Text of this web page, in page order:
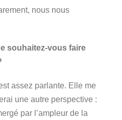
nous nous
souhaitez-vous faire
assez parlante. Elle me
une autre perspective :
par l’ampleur de la